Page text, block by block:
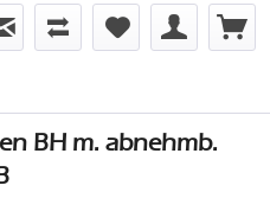
BH m. abnehmb.